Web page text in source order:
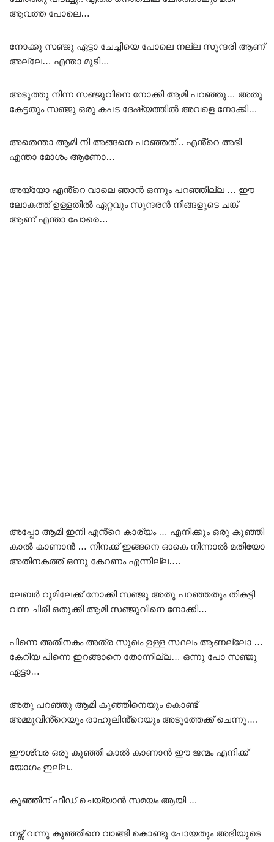
ആവത്ത പോലെ…
നോക്കു സഞ്ജു ഏട്ടാ ചേച്ചിയെ പോലെ നല്ല സുന്ദരി ആണ്
അല്ലേ… എന്താ മുടി…
അടുത്തു നിന്ന സഞ്ജുവിനെ നോക്കി ആമി പറഞ്ഞു… അതു
കേട്ടതും സഞ്ജു ഒരു കപട ദേഷ്യത്തിൽ അവളെ നോക്കി…
അതെന്താ ആമി നി അങ്ങനെ പറഞ്ഞത് .. എൻ്റെ അഭി
എന്താ മോശം ആണോ…
അയ്യോ എൻ്റെ വാലെ ഞാൻ ഒന്നും പറഞ്ഞില്ല … ഈ
ലോകത്ത് ഉള്ളതിൽ ഏറ്റവും സുന്ദരൻ നിങ്ങളുടെ ചങ്ക്
ആണ് എന്താ പോരെ…
അപ്പോ ആമി ഇനി എൻ്റെ കാര്യം … എനിക്കും ഒരു കുഞ്ഞി
കാൽ കാണാൻ … നിനക്ക് ഇങ്ങനെ ഓകെ നിന്നാൽ മതിയോ
അതിനകത്ത് ഒന്നു കേറണം എന്നില്ല….
ലേബർ റൂമിലേക്ക് നോക്കി സഞ്ജു അതു പറഞ്ഞതും തികട്ടി
വന്ന ചിരി ഒതുക്കി ആമി സഞ്ജുവിനെ നോക്കി…
പിന്നെ അതിനകം അത്ര സുഖം ഉള്ള സ്ഥലം ആണല്ലോ …
കേറിയ പിന്നെ ഇറങ്ങാനെ തോന്നില്ല… ഒന്നു പോ സഞ്ജു
ഏട്ടാ…
അതു പറഞ്ഞു ആമി കുഞ്ഞിനെയും കൊണ്ട്
അമ്മുവിൻ്റെയും രാഹുലിൻ്റെയും അടുത്തേക്ക് ചെന്നു….
ഈശ്വര ഒരു കുഞ്ഞി കാൽ കാണാൻ ഈ ജന്മം എനിക്ക്
യോഗം ഇല്ല..
കുഞ്ഞിന് ഫീഡ് ചെയ്യാൻ സമയം ആയി …
നഴ്സ് വന്നു കുഞ്ഞിനെ വാങ്ങി കൊണ്ടു പോയതും അഭിയുടെ